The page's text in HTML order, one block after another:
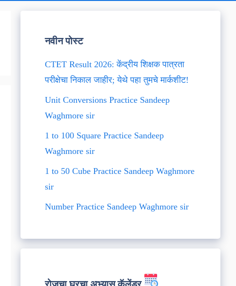
नवीन पोस्ट
CTET Result 2026: केंद्रीय शिक्षक पात्रता
परीक्षेचा निकाल जाहीर; येथे पहा तुमचे मार्कशीट!
Unit Conversions Practice Sandeep
Waghmore sir
1 to 100 Square Practice Sandeep
Waghmore sir
1 to 50 Cube Practice Sandeep Waghmore
sir
Number Practice Sandeep Waghmore sir